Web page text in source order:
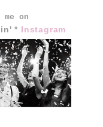
on
* Instagram